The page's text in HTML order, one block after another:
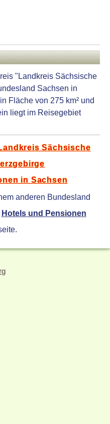
"Landkreis Sächsische
Sachsen in
Fläche von 275 km² und
liegt im Reisegebiet
Sächsische
in Sachsen
anderen Bundesland
Hotels und Pensionen